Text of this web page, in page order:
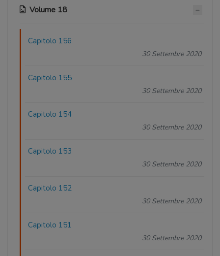
Volume 18
Capitolo 156
30 Settembre 2020
Capitolo 155
30 Settembre 2020
Capitolo 154
30 Settembre 2020
Capitolo 153
30 Settembre 2020
Capitolo 152
30 Settembre 2020
Capitolo 151
30 Settembre 2020